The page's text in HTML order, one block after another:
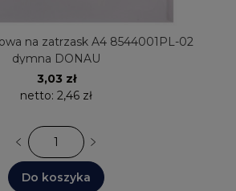
na zatrzask A4 8544001PL-02
dymna DONAU
3,03 zł
netto: 2,46 zł
Do koszyka